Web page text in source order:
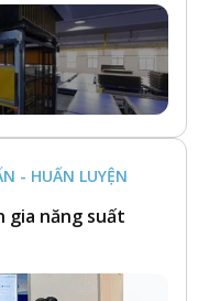
- HUẤN LUYỆN
gia năng suất